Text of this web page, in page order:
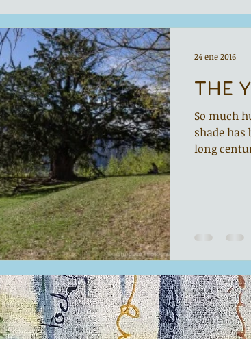
Noche de Cumpleaños La rucha
Asturias Capital Mundial Poesía Fundación Princesa
Oviedo Corrada de la Poesía Día del Libro
Recital Taller literario
para grandes poetas
THE
So much
shade
long
24 ene 2016